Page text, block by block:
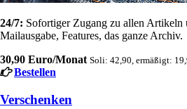
24/7: Sofortiger Zugang zu allen
Mailausgabe, Features, das ganze Archiv.
30,90 Euro/Monat Soli: 42,90, ermäßigt:
Bestellen
Verschenken